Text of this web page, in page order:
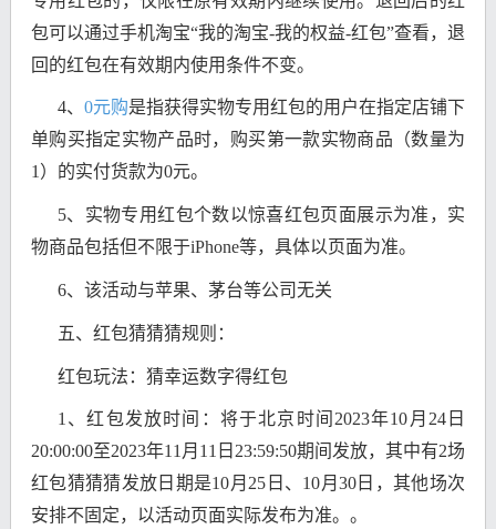
包可以通过手机淘宝“我的淘宝-我的权益-红包”查看，退
回的红包在有效期内使用条件不变。
4、 0元购是指获得实物专用红包的用户在指定店铺下
单购买指定实物产品时，购买第一款实物商品（数量为
1）的实付货款为0元。
5、实物专用红包个数以惊喜红包页面展示为准，实
物商品包括但不限于iPhone等，具体以页面为准。
6、该活动与苹果、茅台等公司无关
五、红包猜猜猜规则：
红包玩法：猜幸运数字得红包
1、红包发放时间：将于北京时间2023年10月24日
20:00:00至2023年11月11日23:59:50期间发放，其中有2场
红包猜猜猜发放日期是10月25日、10月30日，其他场次
安排不固定，以活动页面实际发布为准。。